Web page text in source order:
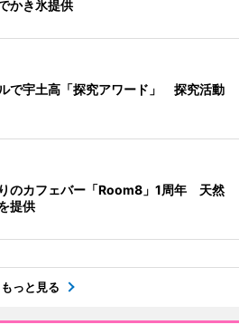
かき氷提供
で宇土高「探究アワード」 探究活動
のカフェバー「Room8」1周年 天然
提供
もっと見る